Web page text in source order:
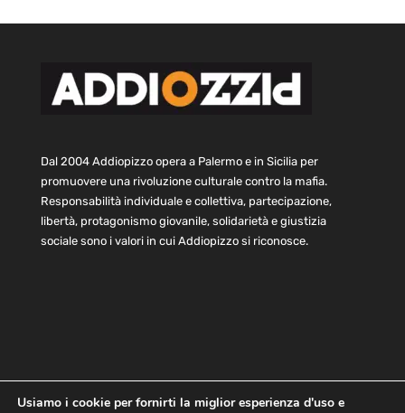
Dal 2004 Addiopizzo opera a Palermo e in Sicilia per
promuovere una rivoluzione culturale contro la mafia.
Responsabilità individuale e collettiva, partecipazione,
libertà, protagonismo giovanile, solidarietà e giustizia
sociale sono i valori in cui Addiopizzo si riconosce.
Usiamo i cookie per fornirti la miglior esperienza d'uso e